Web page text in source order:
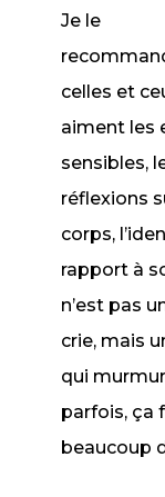
Je le
celles et
aiment les
sensibles,
réflexions
corps,
rapport à
n’est pas
crie, mais
qui
parfois, ça
beaucoup